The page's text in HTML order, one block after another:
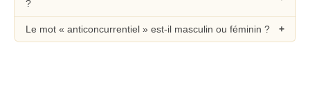
?
Le mot « anticoncurrentiel » est-il masculin ou féminin ?